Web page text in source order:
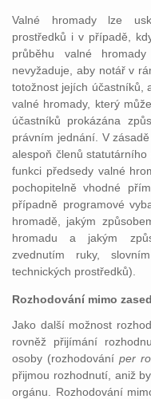
Valné hromady lze
prostředků i v případě,
průběhu valné
nevyžaduje, aby notář v
totožnost jejích účastníků,
valné hromady, který
účastníků prokázána
právním jednání. V
alespoň členů
funkci předsedy valné
pochopitelně vhodné
případně programové
hromadě, jakým
hromadu a jakým
zvednutím ruky,
technických prostředků).
Rozhodování mimo
Jako další možnost
rovněž přijímání
osoby (rozhodování per
přijmou rozhodnutí, aniž
orgánu. Rozhodování